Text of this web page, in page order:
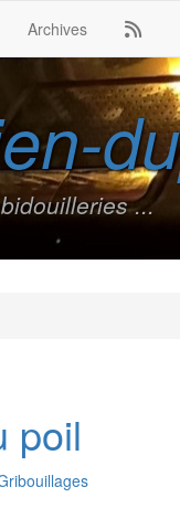
Archives
...
poil